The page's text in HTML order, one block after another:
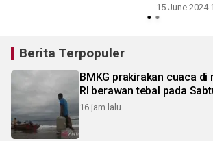
15 June 2024
Berita Terpopuler
BMKG prakirakan cuaca
RI berawan tebal pada
16 jam lalu